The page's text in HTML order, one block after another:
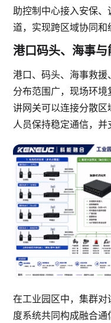
助控制中心接入安保
道，实现跨区域协同和
港口码头、海事与
港口、码头、海事救
分布范围广，现场环
讲网关可以连接分散
人员保持稳定通信，并
在工业园区中，集群
度系统共同构成融合通